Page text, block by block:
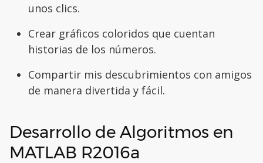
unos clics.
Crear gráficos coloridos que cuentan
historias de los números.
Compartir mis descubrimientos con amigos
de manera divertida y fácil.
Desarrollo de Algoritmos en
MATLAB R2016a